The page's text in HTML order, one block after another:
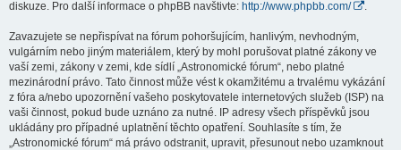
diskuze. Pro další informace o phpBB navštivte: http://www.phpbb.com/
Zavazujete se nepřispívat na fórum pohoršujícím, hanlivým, nevhodným,
vulgárním nebo jiným materiálem, který by mohl porušovat platné zákony ve
vaší zemi, zákony v zemi, kde sídlí „Astronomické fórum“, nebo platné
mezinárodní právo. Tato činnost může vést k okamžitému a trvalému vykázání
z fóra a/nebo upozornění vašeho poskytovatele internetových služeb (ISP) na
vaši činnost, pokud bude uznáno za nutné. IP adresy všech příspěvků jsou
ukládány pro případné uplatnění těchto opatření. Souhlasíte s tím, že
„Astronomické fórum“ má právo odstranit, upravit, přesunout nebo uzamknout